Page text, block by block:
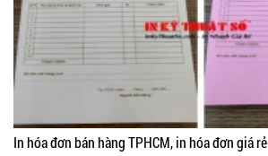
In hóa đơn bán hàng TPHCM, in hóa đơn giá rẻ